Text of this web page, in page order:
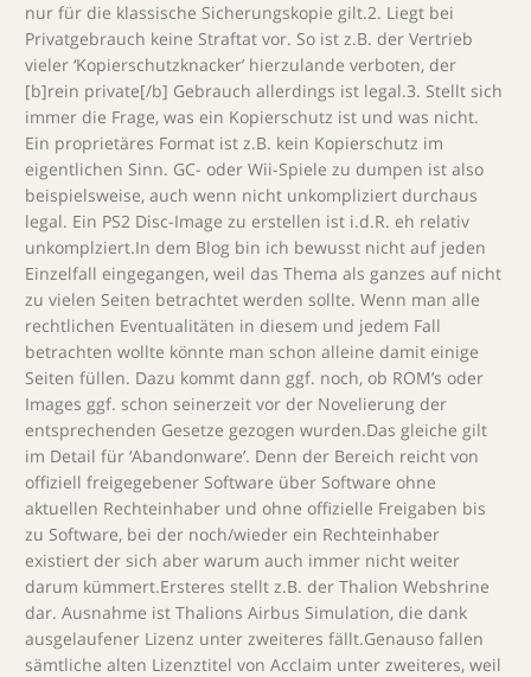
nur für die klassische Sicherungskopie gilt.2. Liegt bei
Privatgebrauch keine Straftat vor. So ist z.B. der Vertrieb
vieler ‘Kopierschutzknacker’ hierzulande verboten, der
[b]rein private[/b] Gebrauch allerdings ist legal.3. Stellt sich
immer die Frage, was ein Kopierschutz ist und was nicht.
Ein proprietäres Format ist z.B. kein Kopierschutz im
eigentlichen Sinn. GC- oder Wii-Spiele zu dumpen ist also
beispielsweise, auch wenn nicht unkompliziert durchaus
legal. Ein PS2 Disc-Image zu erstellen ist i.d.R. eh relativ
unkomplziert.In dem Blog bin ich bewusst nicht auf jeden
Einzelfall eingegangen, weil das Thema als ganzes auf nicht
zu vielen Seiten betrachtet werden sollte. Wenn man alle
rechtlichen Eventualitäten in diesem und jedem Fall
betrachten wollte könnte man schon alleine damit einige
Seiten füllen. Dazu kommt dann ggf. noch, ob ROM’s oder
Images ggf. schon seinerzeit vor der Novelierung der
entsprechenden Gesetze gezogen wurden.Das gleiche gilt
im Detail für ‘Abandonware’. Denn der Bereich reicht von
offiziell freigegebener Software über Software ohne
aktuellen Rechteinhaber und ohne offizielle Freigaben bis
zu Software, bei der noch/wieder ein Rechteinhaber
existiert der sich aber warum auch immer nicht weiter
darum kümmert.Ersteres stellt z.B. der Thalion Webshrine
dar. Ausnahme ist Thalions Airbus Simulation, die dank
ausgelaufener Lizenz unter zweiteres fällt.Genauso fallen
sämtliche alten Lizenztitel von Acclaim unter zweiteres, weil